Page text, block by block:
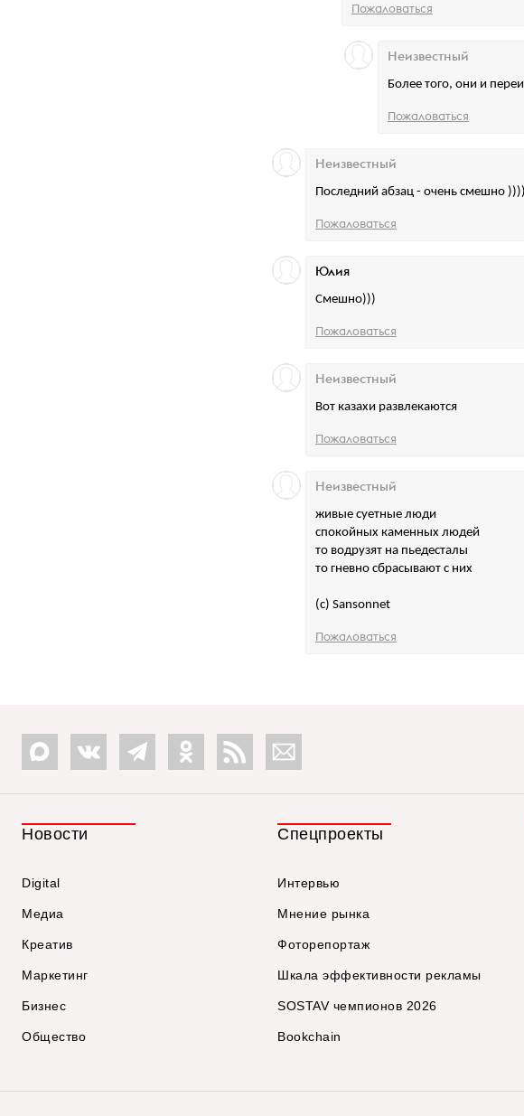
Пожаловаться
Более того, они и
Неизвестный
Пожаловаться
Последний абзац - очень смешно ))))
Неизвестный
Пожаловаться
Смешно)))
Юлия
Пожаловаться
Вот казахи развлекаются
Неизвестный
Пожаловаться
живые суетные люди
спокойных каменных людей
то водрузят на пьедесталы
то гневно сбрасывают с них
(с) Sansonnet
Неизвестный
Пожаловаться
Новости
Digital
Медиа
Креатив
Маркетинг
Бизнес
Общество
Спецпроекты
Интервью
Мнение рынка
Фоторепортаж
Шкала эффективности рекламы
SOSTAV чемпионов 2026
Bookchain